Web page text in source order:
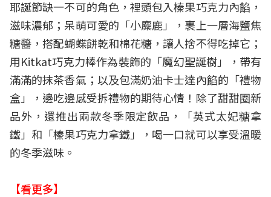
耶誕節缺一不可的角色，裡頭包入榛果巧克力內餡，
滋味濃郁；呆萌可愛的「小麋鹿」，裹上一層海鹽焦
糖醬，搭配蝴蝶餅乾和棉花糖，讓人捨不得吃掉它；
用Kitkat巧克力棒作為裝飾的「魔幻聖誕樹」，帶有
滿滿的抹茶香氣；以及包滿奶油卡士達內餡的「禮物
盒」，邊吃邊感受拆禮物的期待心情！除了甜甜圈新
品外，還推出兩款冬季限定飲品，「英式太妃糖拿
鐵」和「榛果巧克力拿鐵」，喝一口就可以享受溫暖
的冬季滋味。
【看更多】